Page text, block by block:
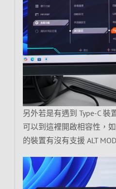
另外若是有遇到 Type-C 裝
可以到這裡開啟相容性，
的裝置有沒有支援 ALT